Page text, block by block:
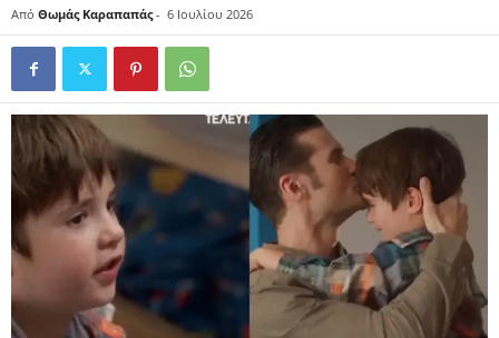
Από Θωμάς Καραπαπάς- 6 Ιουλίου 2026